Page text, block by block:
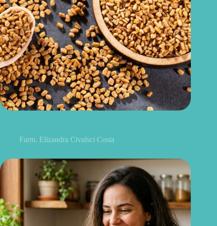
Farm. Elizandra Civalsci Costa